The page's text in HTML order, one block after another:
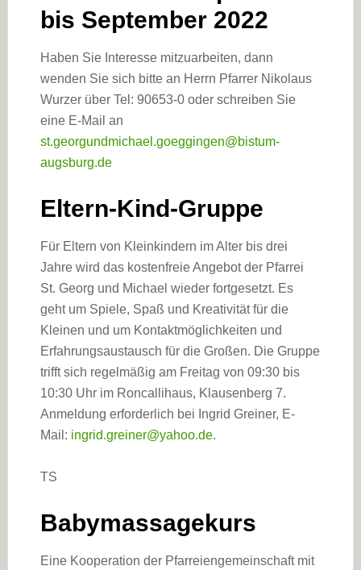
bis September 2022
Haben Sie Interesse mitzuarbeiten, dann
wenden Sie sich bitte an Herrn Pfarrer Nikolaus
Wurzer über Tel: 90653-0 oder schreiben Sie
eine E-Mail an
st.georgundmichael.goeggingen@bistum-
augsburg.de
Eltern-Kind-Gruppe
Für Eltern von Kleinkindern im Alter bis drei
Jahre wird das kostenfreie Angebot der Pfarrei
St. Georg und Michael wieder fortgesetzt. Es
geht um Spiele, Spaß und Kreativität für die
Kleinen und um Kontaktmöglichkeiten und
Erfahrungsaustausch für die Großen. Die Gruppe
trifft sich regelmäßig am Freitag von 09:30 bis
10:30 Uhr im Roncallihaus, Klausenberg 7.
Anmeldung erforderlich bei Ingrid Greiner, E-
Mail: ingrid.greiner@yahoo.de.
TS
Babymassagekurs
Eine Kooperation der Pfarreiengemeinschaft mit